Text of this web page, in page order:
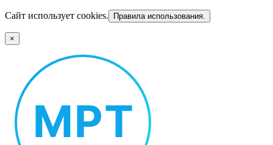
Сайт использует cookies. Правила использования.
×